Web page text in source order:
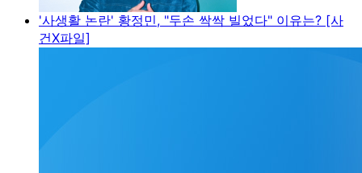
'사생활 논란' 황정민, "두손 싹싹 빌었다" 이유는? [사
건X파일]